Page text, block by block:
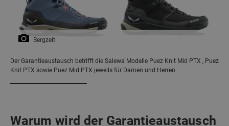
Bergzeit
Der Garantieaustausch betrifft die Salewa Modelle Puez Knit Mid PTX , Puez
Knit PTX sowie Puez Mid PTX jeweils für Damen und Herren.
Warum wird der Garantieaustausch